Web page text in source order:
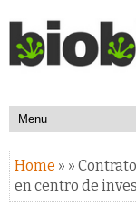
Home » »
en centro de